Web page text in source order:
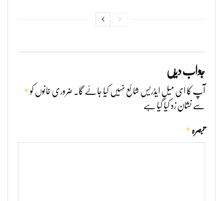
جواب دیں
آپ کا ای میل ایڈریس شائع نہیں کیا جائے گا۔ ضروری خانوں کو*
سے نشان زد کیا گیا ہے
تبصرہ *